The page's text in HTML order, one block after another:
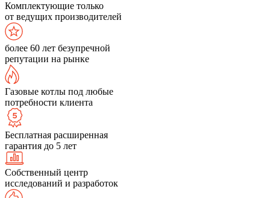
Комплектующие только
от ведущих производителей
более 60 лет безупречной
репутации на рынке
Газовые котлы под любые
потребности клиента
Бесплатная расширенная
гарантия до 5 лет
Собственный центр
исследований и разработок